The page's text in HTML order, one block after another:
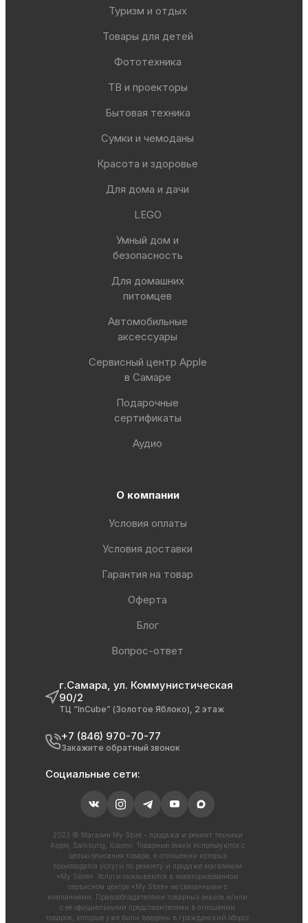
Туризм и отдых
Товары для детей
Фототехника
ТВ и проекторы
Бытовая техника
Сумки и чемоданы
Красота и здоровье
Для дома и дачи
LEGO
Умный дом и
безопасность
Для домашних
питомцев
Автомобильные
аксессуары
Сервисный центр Apple
в Самаре
Подарочные
сертификаты
Аудио
О компании
Условия оплаты
Условия доставки
Гарантия на товар
Оферта
Блог
Вопрос-ответ
г.Самара, ул. Коммунистическая
90/2
ТЦ “InCube” (Золотое Яблоко), 2 этаж
+7 (846) 970-70-77
Закажите обратный звонок
Социальные сети:
2023 © Магазин My Store - продажа и ремонт техники
Apple, Samsung, Xiaomi. Товарные знаки используются с
целью описания товара, в отношении которых
производятся услуги по ремонту и продаже магазином
«My Store». Услуги оказываются в неавторизованном
сервисном центре «My Store» не связанными с
компаниями. Правообладателями товарных знаков и/или
с ее официальными представителями в отношении
товаров, которые уже были введены в гражданский оборот